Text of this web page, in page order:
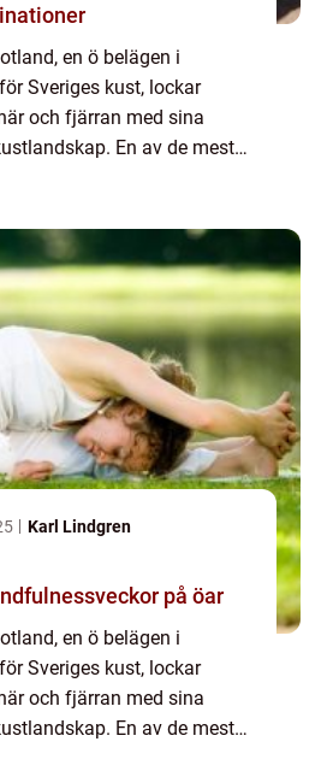
en ö belägen i
Sveriges kust, lockar
och fjärran med sina
En av de mest
Karl Lindgren
på öar
en ö belägen i
Sveriges kust, lockar
och fjärran med sina
En av de mest